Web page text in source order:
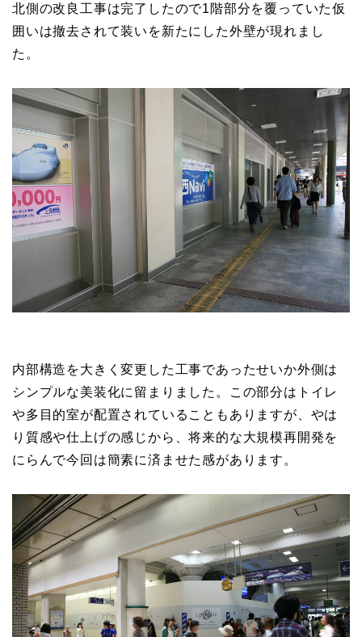
北側の改良工事は完了したので1階部分を覆っていた仮
囲いは撤去されて装いを新たにした外壁が現れまし
た。
内部構造を大きく変更した工事であったせいか外側は
シンプルな美装化に留まりました。この部分はトイレ
や多目的室が配置されていることもありますが、やは
り質感や仕上げの感じから、将来的な大規模再開発を
にらんで今回は簡素に済ませた感があります。